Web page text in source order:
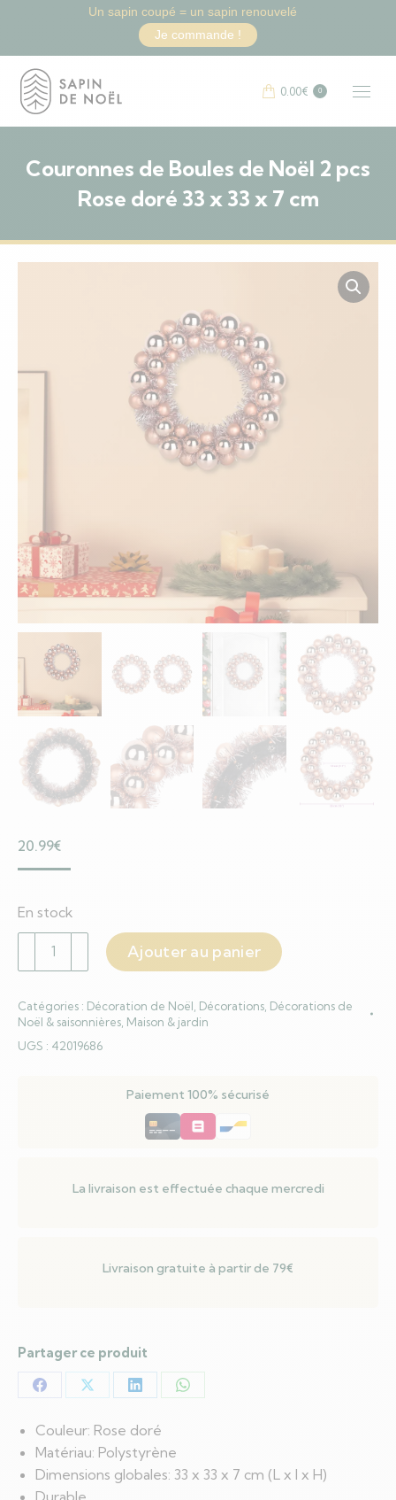
0.00€ 0
Couronnes de Boules de Noël 2 pcs
Rose doré 33 x 33 x 7 cm
20.99€
Couleur: Rose doré
Matériau: Polystyrène
Dimensions globales: 33 x 33 x 7 cm (L x l x H)
Durable
En stock
quantité
de
Boules
de
Ajouter au panier
Catégories : Décoration de Noël Décorations Décorations de
Noël & saisonnières Maison & jardin
UGS : 42019686
Paiement 100% sécurisé
La livraison est effectuée chaque mercredi
Livraison gratuite à partir de 79€
Partager ce produit
Partager
sur
Facebook
Partager
sur
X
Partager
sur
LinkedIn
Partager
Un sapin coupé = un sapin renouvelé
Je commande !